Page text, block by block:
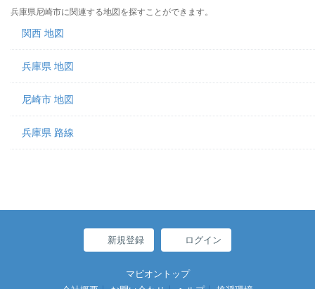
兵庫県尼崎市に関連する地図を探すことができます。
関西 地図
兵庫県 地図
尼崎市 地図
兵庫県 路線
新規登録 ログイン
マピオントップ